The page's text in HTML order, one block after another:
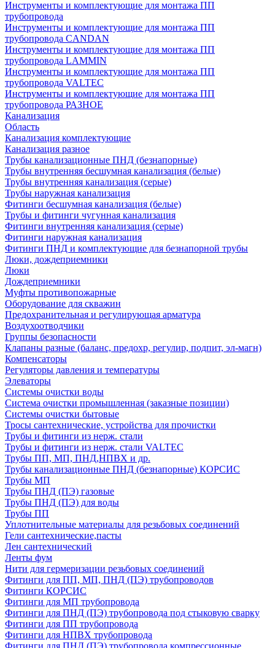
Инструменты и комплектующие для монтажа ПП
трубопровода
Инструменты и комплектующие для монтажа ПП
трубопровода CANDAN
Инструменты и комплектующие для монтажа ПП
трубопровода LAMMIN
Инструменты и комплектующие для монтажа ПП
трубопровода VALTEC
Инструменты и комплектующие для монтажа ПП
трубопровода РАЗНОЕ
Канализация
Область
Канализация комплектующие
Канализация разное
Трубы канализационные ПНД (безнапорные)
Трубы внутренняя бесшумная канализация (белые)
Трубы внутренняя канализация (серые)
Трубы наружная канализация
Фитинги бесшумная канализация (белые)
Трубы и фитинги чугунная канализация
Фитинги внутренняя канализация (серые)
Фитинги наружная канализация
Фитинги ПНД и комплектующие для безнапорной трубы
Люки, дождеприемники
Люки
Дождеприемники
Муфты противопожарные
Оборудование для скважин
Предохранительная и регулирующая арматура
Воздухоотводчики
Группы безопасности
Клапаны разные (баланс, предохр, регулир, подпит, эл-магн)
Компенсаторы
Регуляторы давления и температуры
Элеваторы
Системы очистки воды
Система очистки промышленная (заказные позиции)
Системы очистки бытовые
Тросы сантехнические, устройства для прочистки
Трубы и фитинги из нерж. стали
Трубы и фитинги из нерж. стали VALTEC
Трубы ПП, МП, ПНД,НПВХ и др.
Трубы канализационные ПНД (безнапорные) КОРСИС
Трубы МП
Трубы ПНД (ПЭ) газовые
Трубы ПНД (ПЭ) для воды
Трубы ПП
Уплотнительные материалы для резьбовых соединений
Гели сантехнические,пасты
Лен сантехнический
Ленты фум
Нити для гермеризации резьбовых соединений
Фитинги для ПП, МП, ПНД (ПЭ) трубопроводов
Фитинги КОРСИС
Фитинги для МП трубопровода
Фитинги для ПНД (ПЭ) трубопровода под стыковую сварку
Фитинги для ПП трубопровода
Фитинги для НПВХ трубопровода
Фитинги для ПНД (ПЭ) трубопровода компрессионные